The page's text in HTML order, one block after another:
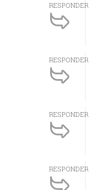
RESPONDER
RESPONDER
RESPONDER
RESPONDER